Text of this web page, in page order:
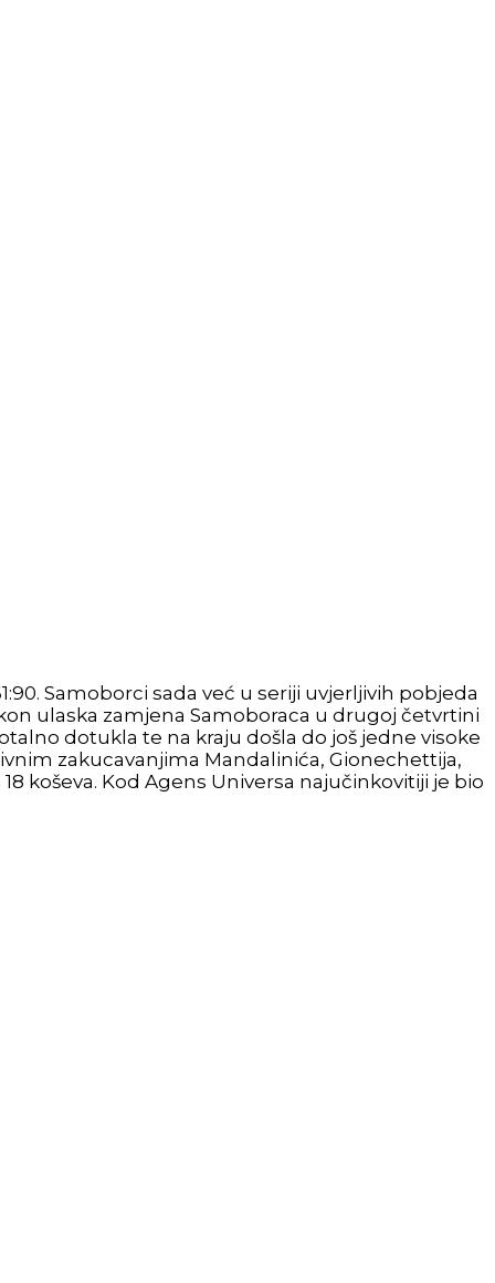
Samoborci sada već u seriji uvjerljivih pobjeda
ulaska zamjena Samoboraca u drugoj četvrtini
dotukla te na kraju došla do još jedne visoke
zakucavanjima Mandalinića, Gionechettija,
koševa. Kod Agens Universa najučinkovitiji je bio